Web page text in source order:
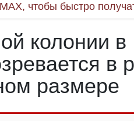
чтобы быстро
колонии в
в
размере